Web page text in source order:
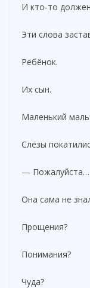
И кто-то
Эти слова
Ребёнок.
Их сын.
Маленький
Слёзы
— Пожалуйста…
Она сама не
Прощения?
Понимания?
Чуда?